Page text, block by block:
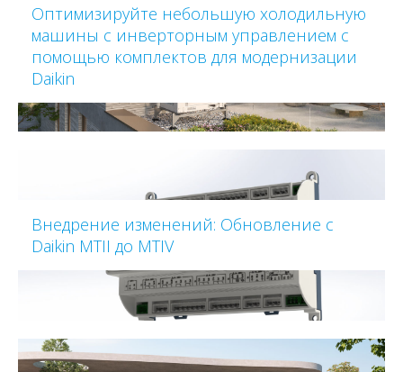
Оптимизируйте небольшую холодильную
машины с инверторным управлением с
помощью комплектов для модернизации
Daikin
Внедрение изменений: Обновление с
Daikin MTII до MTIV